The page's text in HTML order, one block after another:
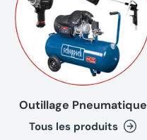
Outillage Pneumatique
Tous les produits